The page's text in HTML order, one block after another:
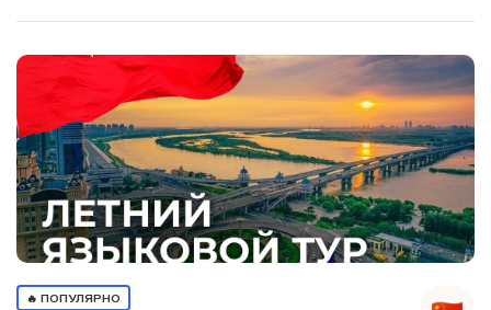
🔥 ПОПУЛЯРНО